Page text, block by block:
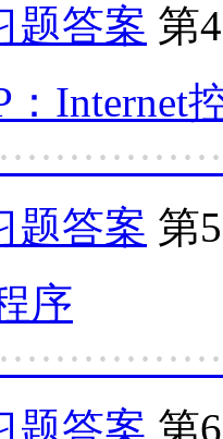
题答案 第
：Internet
题答案 第
序
题答案 第